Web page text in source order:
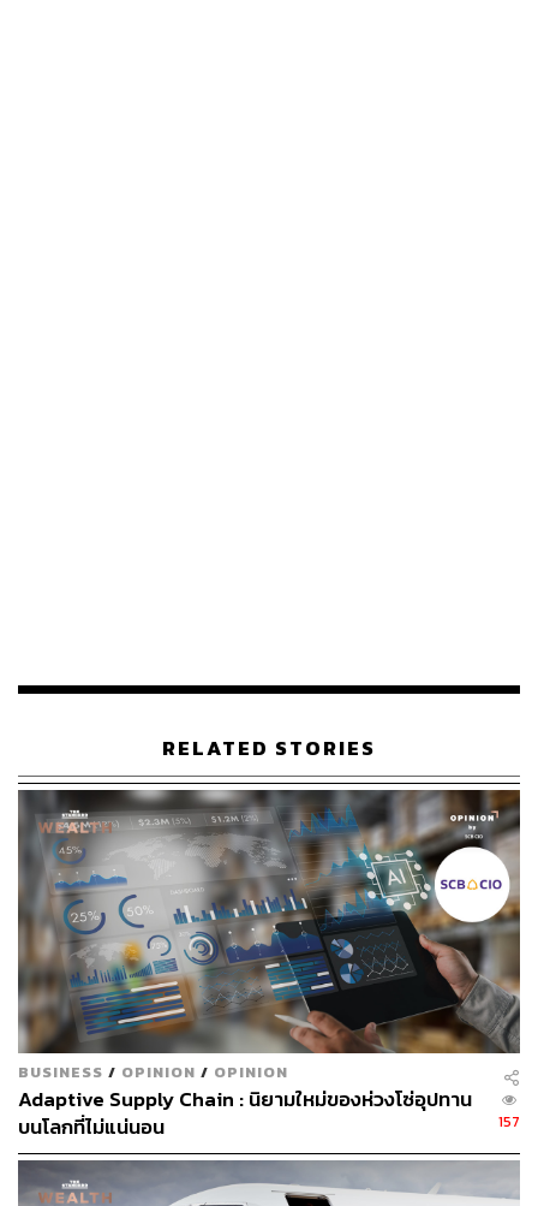
ระดับหนึ่ง
“แม้ว่าความเสี่ยงจากสภาพแวดล้อมที่เสื่อมโทรมในช่วง 2-3
เดือนที่ผ่านมา รวมถึงสภาวะทางการเงินที่ตึงตัว แต่ส่วนต่าง
อัตราตอบแทนของหุ้นกู้เหล่านี้ก็ไม่ได้กว้างขึ้นอย่างมีนัย
สำคัญ จึงเชื่อมั่นว่าหุ้นกู้ยั่งยืนเป็นตราสารที่ป้องกันความ
เสี่ยงได้” Rong Ren Goh กล่าว
อย่างไรก็ตาม ผู้เสนอขายหุ้นกู้ในสหรัฐฯ และยุโรปเลื่อน
แผนการเสนอขายหุ้นกู้ในปีนี้ออกไปก่อน ทั้งหุ้นกู้ปกติและหุ้น
กู้ยั่งยืน เนื่องจากยังมีความกังวลในเรื่องทิศทางดอกเบี้ยขา
ขึ้น การชะลอตัวทางเศรษฐกิจ และความขัดแย้งด้าน
ภูมิรัฐศาสตร์
โดยดัชนี Bloomberg Index of Green Bonds ปรับตัวลดลง
18.8% จากผลตอบแทนรวมปีนี้ ซึ่งปรับลดลงมากกว่าดัชนีหุ้น
กู้ปกติที่ลดลง 13.2%
RELATED STORIES
BUSINESS / OPINION / OPINION
Adaptive Supply Chain : นิยามใหม่ของห่วงโซ่อุปทาน
บนโลกที่ไม่แน่นอน
157